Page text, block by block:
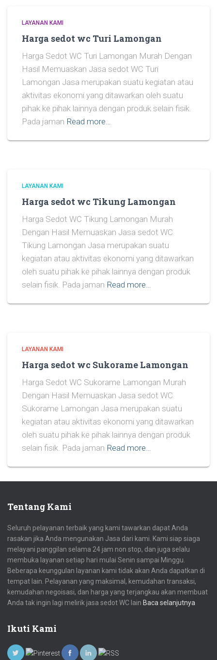
LAYANAN KAMI
Harga sedot wc Turi Lamongan
Harga Sedot WC Turi Lamongan Murah Dengan
Hasil Memuaskan Jasa sedot WC Turi
Lamongan Jasa merupakan suatu kegiatan atau
aktivitas ekonomi yang ditawarkan oleh suatu
pihak ke pihak lainnya dengan produk selain fisik.
Pada jaman Read more…
LAYANAN KAMI
Harga sedot wc Tikung Lamongan
Harga Sedot WC Tikung Lamongan Murah
Dengan Hasil Memuaskan Jasa sedot WC
Tikung Lamongan Jasa merupakan suatu
kegiatan atau aktivitas ekonomi yang ditawarkan
oleh suatu pihak ke pihak lainnya dengan produk
selain fisik. Pada jaman Read more…
LAYANAN KAMI
Harga sedot wc Sukorame Lamongan
Harga Sedot WC Sukorame Lamongan Murah
Dengan Hasil Memuaskan Jasa sedot WC
Sukorame Lamongan Jasa merupakan suatu
kegiatan atau aktivitas ekonomi yang ditawarkan
oleh suatu pihak ke pihak lainnya dengan produk
selain fisik. Pada jaman Read more…
Tentang Kami
Seluruh pelayanan terbaik yang kami tawarkan dapat Anda
rasakan jika Anda mengunakan Jasa dari kami. Kami siap siaga
melayani panggilan selama 24 jam non stop, dan juga selalu
membuka layanan setiap hari mulai Senin sampai Minggu.
Beberapa keunggulan layanan kami tidak akan Anda dapatkan di
tempat lain. Pelayanan yang maksimal, kemudahan transaksi,
kemudahan negoisasi, dan harga yang terjangkau akan membuat
Anda tak ingin lagi melirik jasa sedot WC lain Baca selanjutnya
Ikuti Kami